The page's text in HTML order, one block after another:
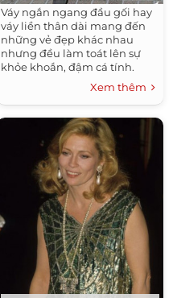
Váy ngắn ngang đầu gối hay
váy liền thân dài mang đến
những vẻ đẹp khác nhau
nhưng đều làm toát lên sự
khỏe khoắn, đậm cá tính.
Xem thêm